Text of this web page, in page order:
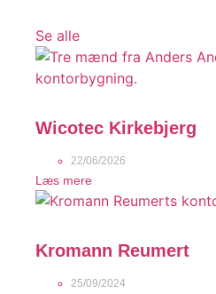
Se alle
Wicotec Kirkebjerg
22/06/2026
Læs mere
Kromann Reumert
25/09/2024